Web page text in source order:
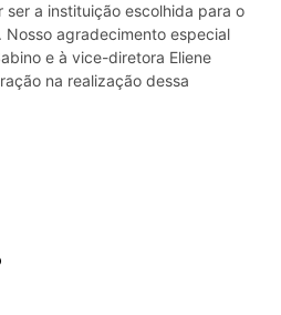
ser a instituição escolhida para o
agradecimento especial
e à vice-diretora Eliene
na realização dessa